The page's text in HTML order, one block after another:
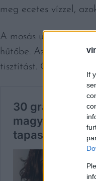
If
meg ecetes vízzel,
A mosás után fontos,
hűtőbe. Az ecetes
tisztítást. Öt percnyi